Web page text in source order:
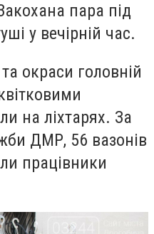
пара під
у вечірній час.
окраси головній
на ліхтарях. За
ДМР, 56 вазонів
працівники